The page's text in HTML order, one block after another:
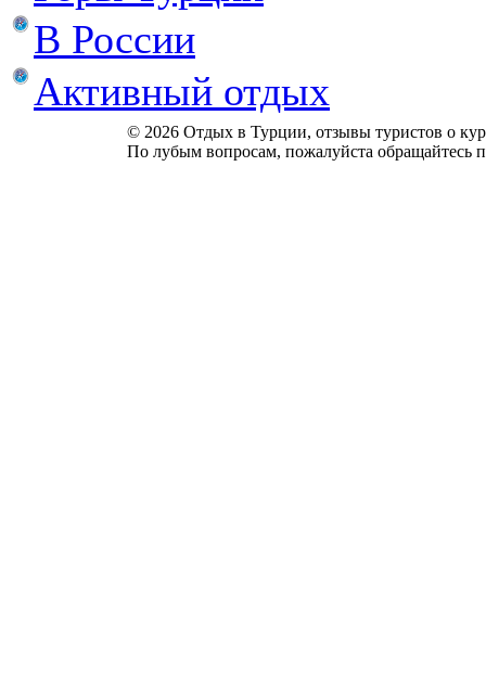
В России
Активный отдых
© 2026 Отдых в Турции, отзывы туристов о
По лубым вопросам, пожалуйста обращайтесь